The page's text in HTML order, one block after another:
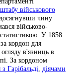
штабу військового
чину
військово-
У 1858
кордон для
в'язниць в
За кордоном
Гарібальді, діячами